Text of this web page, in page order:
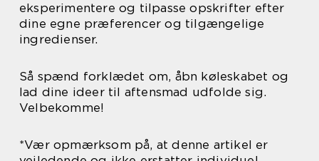
eksperimentere og tilpasse opskrifter efter
dine egne præferencer og tilgængelige
ingredienser.
Så spænd forklædet om, åbn køleskabet og
lad dine ideer til aftensmad udfolde sig.
Velbekomme!
*Vær opmærksom på, at denne artikel er